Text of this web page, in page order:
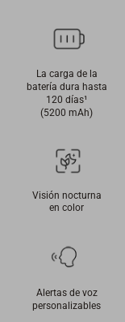
La carga de la
batería dura hasta
120 días¹
(5200 mAh)
Visión nocturna
en color
Alertas de voz
personalizables